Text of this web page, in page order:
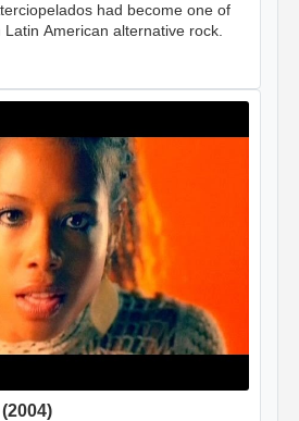
had become one of
American alternative rock.